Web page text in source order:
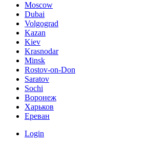
Moscow
Dubai
Volgograd
Kazan
Kiev
Krasnodar
Minsk
Rostov-on-Don
Saratov
Sochi
Воронеж
Харьков
Ереван
Login